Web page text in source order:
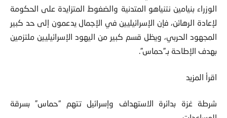
الوزراء بنيامين نتنياهو المتدنية والضغوط المتزايدة على الحكومة
لإعادة الرهائن، فإن الإسرائيليين في الإجمال يدعمون إلى حد كبير
المجهود الحربي، ويظل قسم كبير من اليهود الإسرائيليين ملتزمين
بهدف الإطاحة بـ”حماس”.
اقرأ المزيد
شرطة غزة بدائرة الاستهداف وإسرائيل تتهم “حماس” بسرقة